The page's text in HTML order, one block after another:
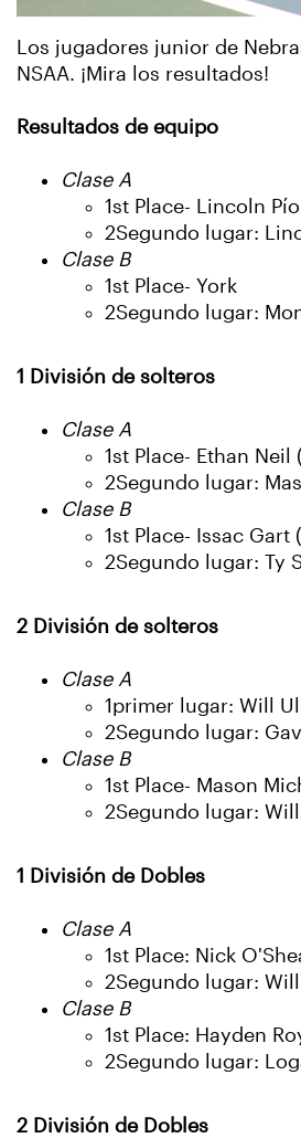
Los jugadores junior de
NSAA. ¡Mira los resultados!
Resultados de equipo
Clase A
1st Place- Lincoln
2Segundo lugar:
Clase B
1st Place- York
2Segundo lugar:
1 División de solteros
Clase A
1st Place- Ethan
2Segundo lugar:
Clase B
1st Place- Issac
2Segundo lugar: Ty
2 División de solteros
Clase A
1primer lugar: Will
2Segundo lugar:
Clase B
1st Place- Mason
2Segundo lugar:
1 División de Dobles
Clase A
1st Place: Nick
2Segundo lugar:
Clase B
1st Place: Hayden
2Segundo lugar:
2 División de Dobles